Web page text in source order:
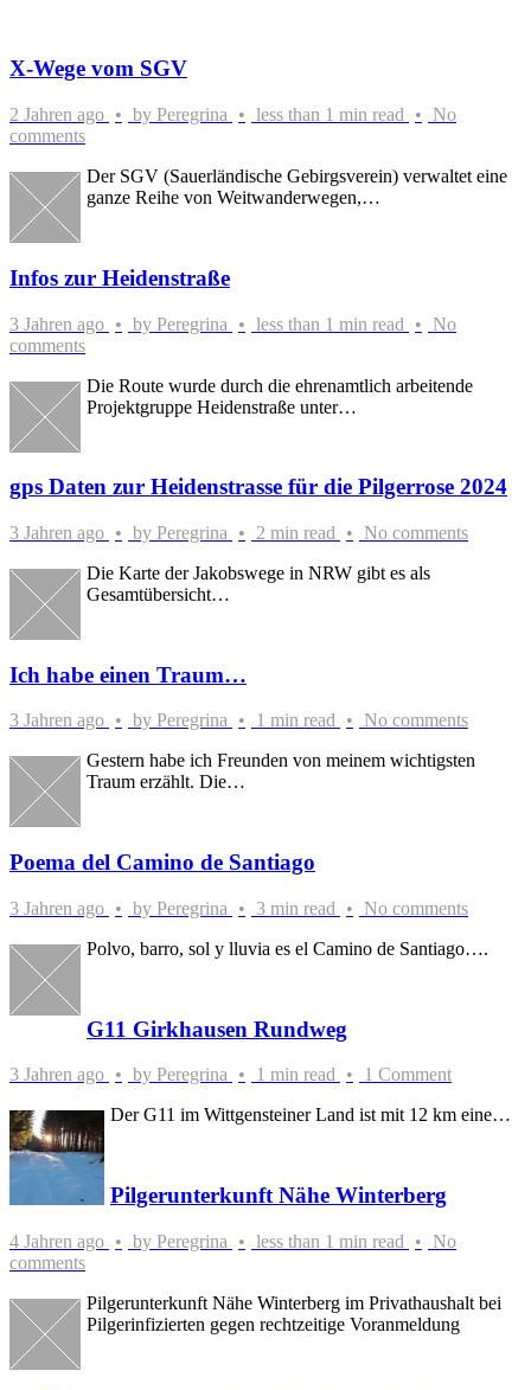
X-Wege vom SGV
2 Jahren ago by Peregrina less than 1 min read
No
comments
Der SGV (Sauerländische Gebirgsverein) verwaltet eine
ganze Reihe von Weitwanderwegen,…
Infos zur Heidenstraße
3 Jahren ago by Peregrina less than 1 min read
No
comments
Die Route wurde durch die ehrenamtlich arbeitende
Projektgruppe Heidenstraße unter…
gps Daten zur Heidenstrasse für die Pilgerrose 2024
3 Jahren ago by Peregrina 2 min read
No comments
Die Karte der Jakobswege in NRW gibt es als
Gesamtübersicht…
Ich habe einen Traum…
3 Jahren ago by Peregrina 1 min read
No comments
Gestern habe ich Freunden von meinem wichtigsten
Traum erzählt. Die…
Poema del Camino de Santiago
3 Jahren ago by Peregrina 3 min read
No comments
Polvo, barro, sol y lluvia es el Camino de Santiago….
G11 Girkhausen Rundweg
3 Jahren ago by Peregrina 1 min read
1 Comment
Der G11 im Wittgensteiner Land ist mit 12 km eine…
Pilgerunterkunft Nähe Winterberg
4 Jahren ago by Peregrina less than 1 min read
No
comments
Pilgerunterkunft Nähe Winterberg im Privathaushalt bei
Pilgerinfizierten gegen rechtzeitige Voranmeldung